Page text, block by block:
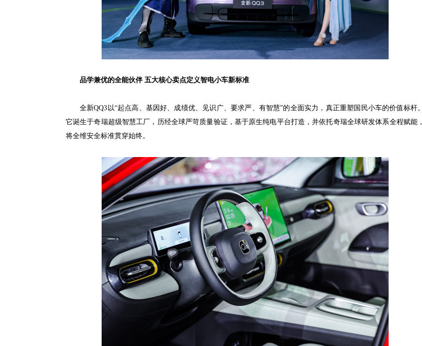
品学兼优的全能伙伴 五大核心卖点定义智电小车新标准
全新QQ3以“起点高、基因好、成绩优、见识广、要求严、有智慧”的全面实力，真正重塑国民小车的价值标杆。
它诞生于奇瑞超级智慧工厂，历经全球严苛质量验证，基于原生纯电平台打造，并依托奇瑞全球研发体系全程赋能，
将全维安全标准贯穿始终。